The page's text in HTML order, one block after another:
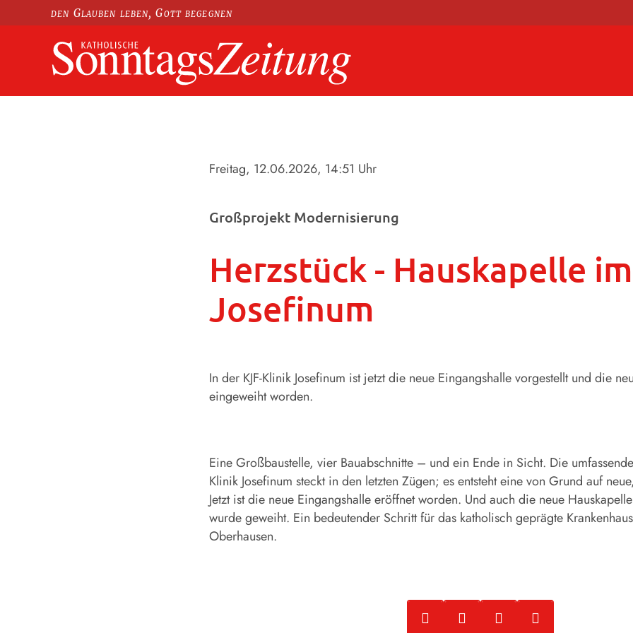
den Glauben leben, Gott begegnen
Freitag, 12.06.2026, 14:51 Uhr
Großprojekt Modernisierung
Herzstück - Hauskapelle im
Josefinum
In der KJF-Klinik Josefinum ist jetzt die neue Eingangshalle vorgestellt und die
eingeweiht worden.
Eine Großbaustelle, vier Bauabschnitte – und ein Ende in Sicht. Die
Klinik Josefinum steckt in den letzten Zügen; es entsteht eine von Grund auf
Jetzt ist die neue Eingangshalle eröffnet worden. Und auch die neue
wurde geweiht. Ein bedeutender Schritt für das katholisch geprägte
Oberhausen.